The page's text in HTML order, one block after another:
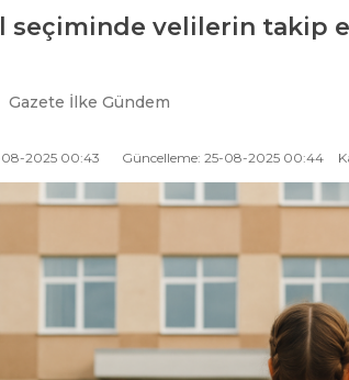
seçiminde velilerin takip
Gazete İlke Gündem
08-2025 00:43 Güncelleme: 25-08-2025 00:44